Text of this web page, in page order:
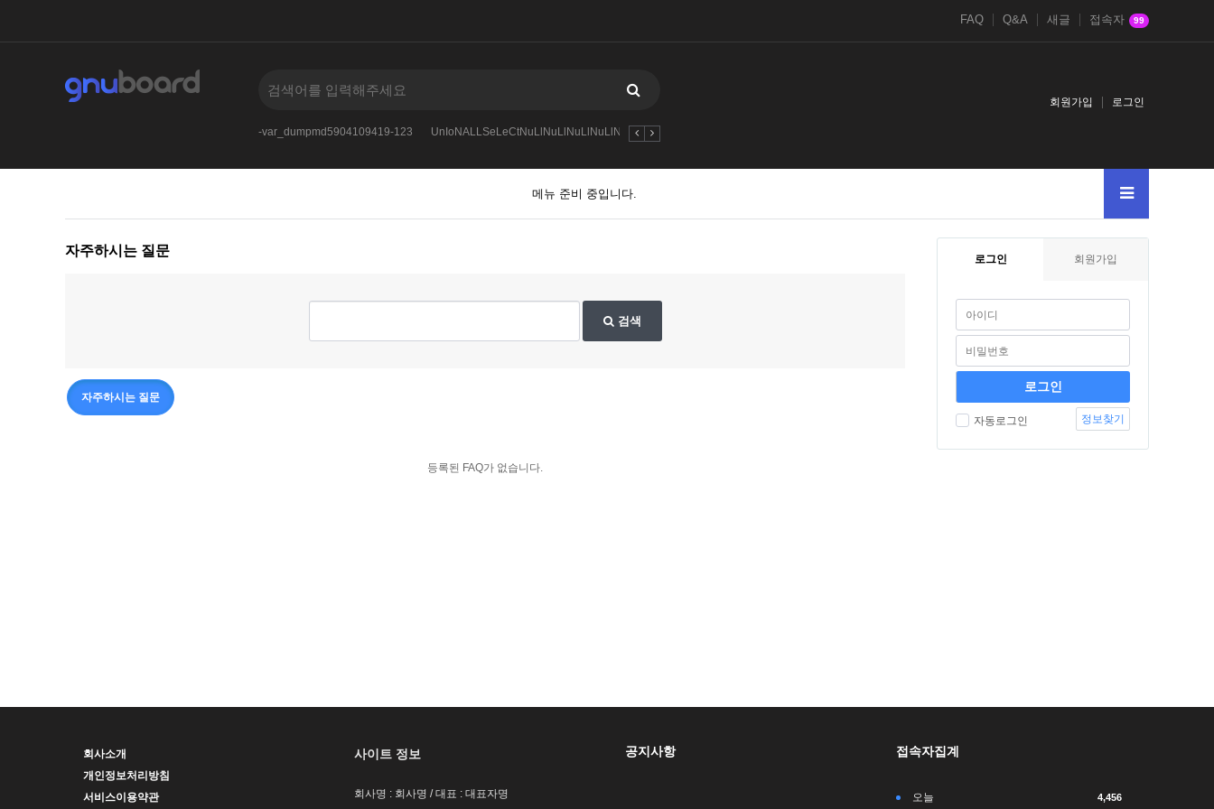
FAQ Q&A 새글 접속자 99
-var_dumpmd5904109419-123 UnIoNALLSeLeCtNuLlNuLlNuLlNuLlNuLlNuLlqscan_union_
회원가입 로그인
메뉴 준비 중입니다.
자주하시는 질문
검색
자주하시는 질문
등록된 FAQ가 없습니다.
로그인 회원가입
자동로그인 정보찾기
회사소개
개인정보처리방침
서비스이용약관
사이트 정보
회사명 : 회사명 / 대표 : 대표자명
공지사항 접속자집계
오늘 4,456